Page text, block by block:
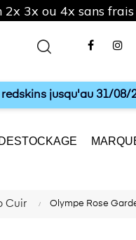
jusqu'au 31/08/
DESTOCKAGE
Cuir Olympe Rose
3x ou 4x sans